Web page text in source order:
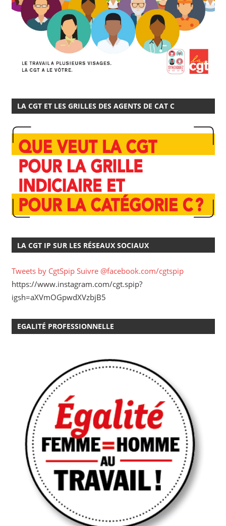
LA CGT ET LES GRILLES DES AGENTS DE CAT C
LA CGT IP SUR LES RÉSEAUX SOCIAUX
Tweets by CgtSpip Suivre @facebook.com/cgtspip
https://www.instagram.com/cgt.spip?
igsh=aXVmOGpwdXVzbjB5
EGALITÉ PROFESSIONNELLE